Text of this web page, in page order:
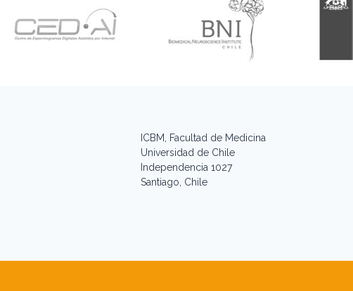
ICBM, Facultad de Medicina
Universidad de Chile
Independencia 1027
Santiago, Chile